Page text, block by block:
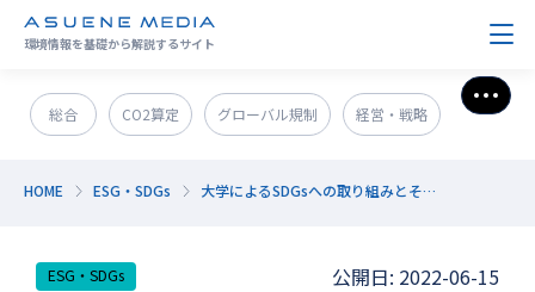
環境情報を基礎から解説するサイト
総合 CO2算定 グローバル規制 経営・戦略
CO2削減 その他
さら
HOME ESG・SDGs 大学によるSDGsへの取り組みとそのメリット
ESG・SDGs 公開日: 2022-06-15